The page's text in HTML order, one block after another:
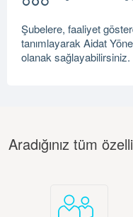
Şubelere, faaliyet
tanımlayarak Aidat
olanak sağlayabilirsiniz.
Aradığınız tüm